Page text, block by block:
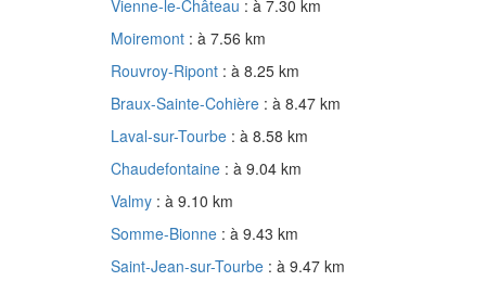
Vienne-le-Château : à 7.30 km
Moiremont : à 7.56 km
Rouvroy-Ripont : à 8.25 km
Braux-Sainte-Cohière : à 8.47 km
Laval-sur-Tourbe : à 8.58 km
Chaudefontaine : à 9.04 km
Valmy : à 9.10 km
Somme-Bionne : à 9.43 km
Saint-Jean-sur-Tourbe : à 9.47 km